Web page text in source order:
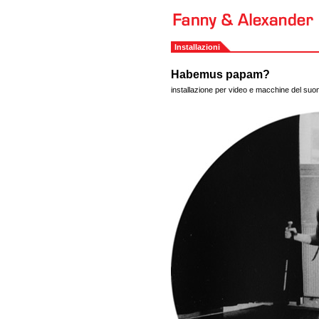
Installazioni
Habemus papam?
installazione per video e macchine del